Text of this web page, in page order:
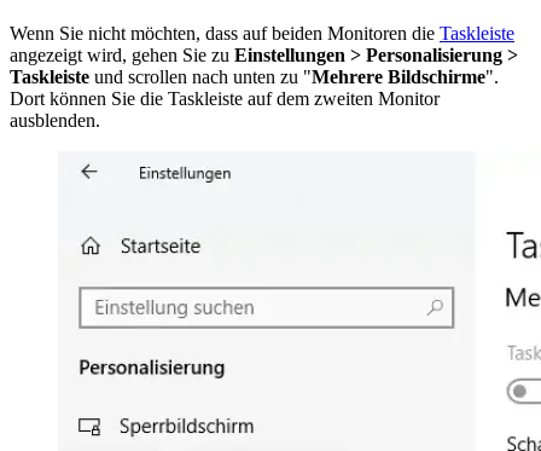
Wenn Sie nicht möchten, dass auf beiden Monitoren die Taskleiste
angezeigt wird, gehen Sie zu Einstellungen > Personalisierung >
Taskleiste und scrollen nach unten zu "Mehrere Bildschirme".
Dort können Sie die Taskleiste auf dem zweiten Monitor
ausblenden.